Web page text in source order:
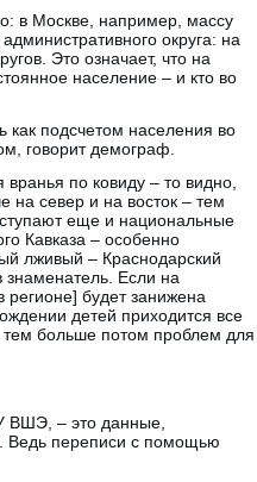
в Москве, например, массу
округа: на
Это означает, что на
население – и кто во
как подсчетом населения во
говорит демограф.
по ковиду – то видно,
на север и на восток – тем
еще и национальные
Кавказа – особенно
лживый – Краснодарский
знаменатель. Если на
будет занижена
детей приходится все
тем больше потом проблем для
ВШЭ, – это данные,
Ведь переписи с помощью